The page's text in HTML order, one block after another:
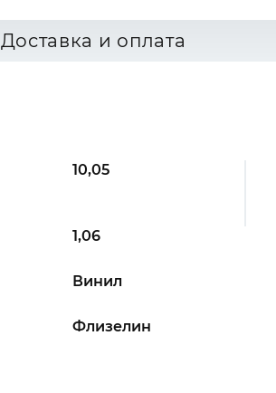
Доставка и оплата
10,05
1,06
Флизелин
Винил